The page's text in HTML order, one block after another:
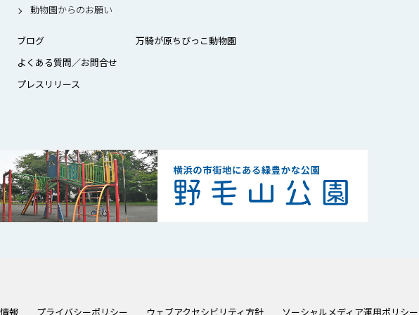
動物園からのお願い
ブログ
よくある質問／お問合せ
プレスリリース
万騎が原ちびっこ動物園
報 プライバシーポリシー ウェブアクセシビリティ方針 ソーシャルメディア運用ポリシー